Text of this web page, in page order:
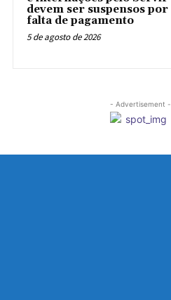
devem ser suspensos por
falta de pagamento
5 de agosto de 2026
- Advertisement -